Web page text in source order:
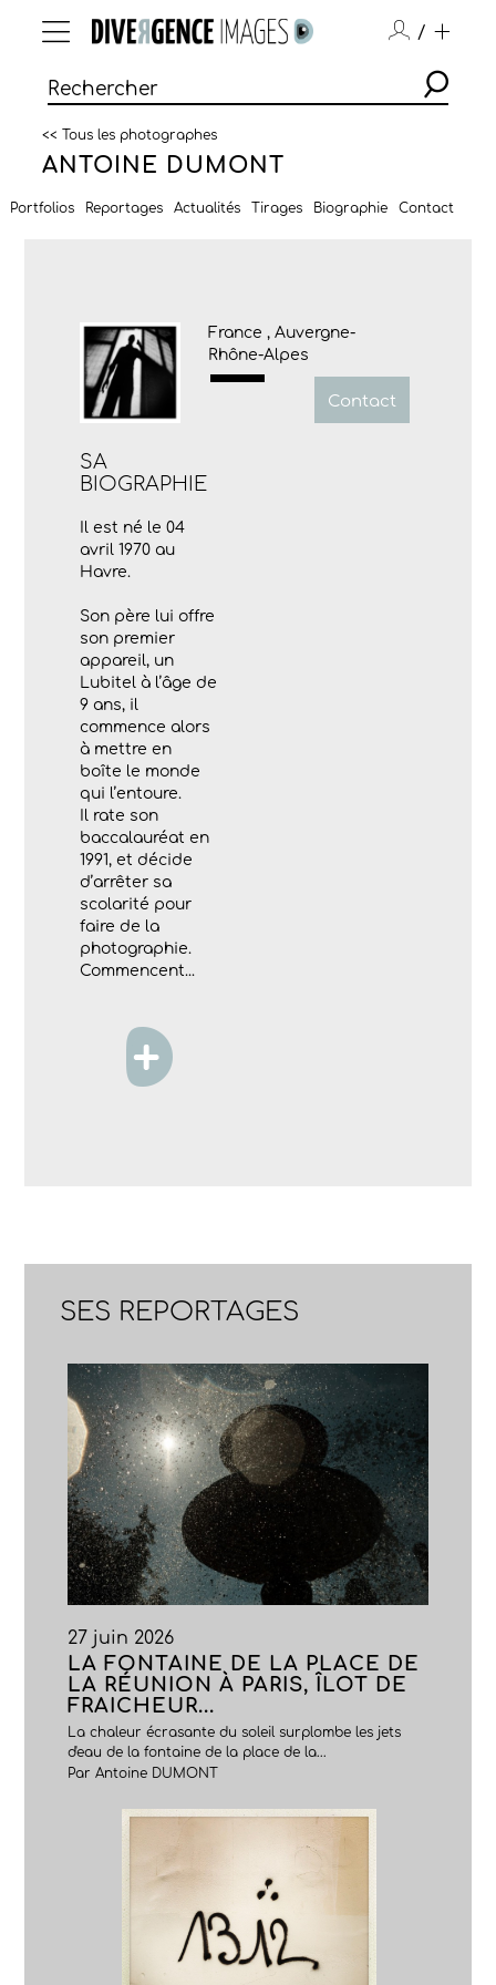
/
<< Tous les photographes
ANTOINE DUMONT
Portfolios Reportages Actualités Tirages Biographie Contact
France , Auvergne-
Rhône-Alpes
Contact
SA
BIOGRAPHIE
Il est né le 04
avril 1970 au
Havre.
Son père lui offre
son premier
appareil, un
Lubitel à l’âge de
9 ans, il
commence alors
à mettre en
boîte le monde
qui l’entoure.
Il rate son
baccalauréat en
1991, et décide
d’arrêter sa
scolarité pour
faire de la
photographie.
Commencent...
SES REPORTAGES
27 juin 2026
LA FONTAINE DE LA PLACE DE
LA RÉUNION À PARIS, ÎLOT DE
FRAICHEUR...
La chaleur écrasante du soleil surplombe les jets
d'eau de la fontaine de la place de la...
Par Antoine DUMONT